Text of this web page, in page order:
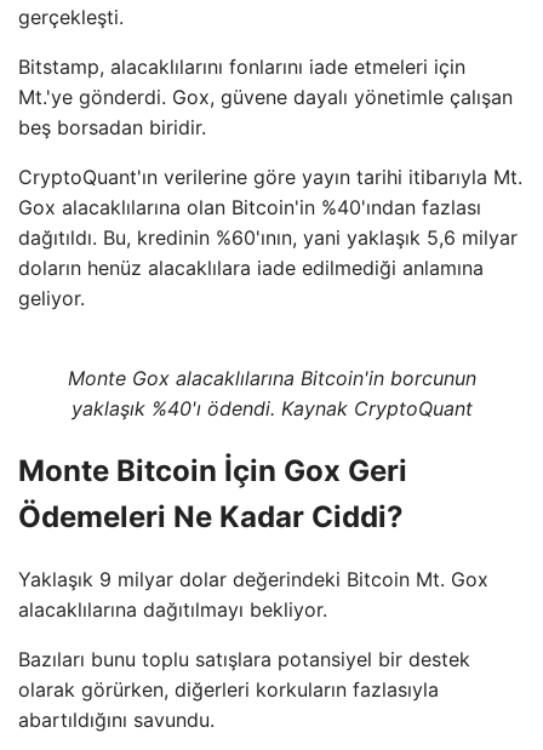
gerçekleşti.
Bitstamp, alacaklılarını fonlarını iade etmeleri için
Mt.'ye gönderdi. Gox, güvene dayalı yönetimle çalışan
beş borsadan biridir.
CryptoQuant'ın verilerine göre yayın tarihi itibarıyla Mt.
Gox alacaklılarına olan Bitcoin'in %40'ından fazlası
dağıtıldı. Bu, kredinin %60'ının, yani yaklaşık 5,6 milyar
doların henüz alacaklılara iade edilmediği anlamına
geliyor.
Monte Gox alacaklılarına Bitcoin'in borcunun
yaklaşık %40'ı ödendi. Kaynak CryptoQuant
Monte Bitcoin İçin Gox Geri
Ödemeleri Ne Kadar Ciddi?
Yaklaşık 9 milyar dolar değerindeki Bitcoin Mt. Gox
alacaklılarına dağıtılmayı bekliyor.
Bazıları bunu toplu satışlara potansiyel bir destek
olarak görürken, diğerleri korkuların fazlasıyla
abartıldığını savundu.